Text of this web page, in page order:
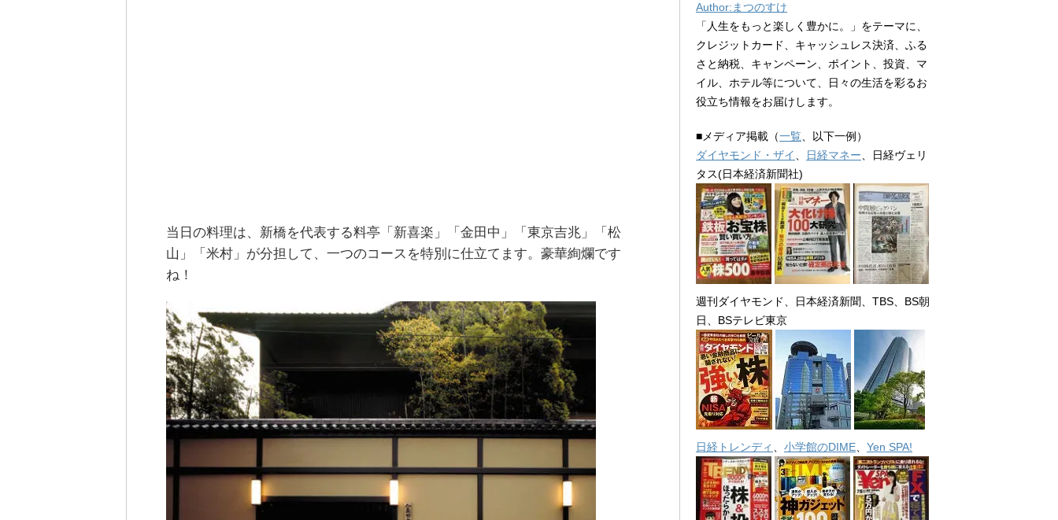
当日の料理は、新橋を代表する料亭「新喜楽」「金田中」「東京吉兆」「松
山」「米村」が分担して、一つのコースを特別に仕立てます。豪華絢爛です
ね！
Author:まつのすけ
「人生をもっと楽しく豊かに。」をテーマに、
クレジットカード、キャッシュレス決済、ふる
さと納税、キャンペーン、ポイント、投資、マ
イル、ホテル等について、日々の生活を彩るお
役立ち情報をお届けします。
■メディア掲載（一覧 、以下一例）
ダイヤモンド・ザイ
日経マネー 、日経ヴェリ
タス(日本経済新聞社)
週刊ダイヤモンド、日本経済新聞、TBS、BS朝
日、BSテレビ東京
日経トレンディ 小学館のDIME Yen SPA!